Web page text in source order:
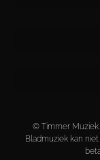
© Timmer Muziek
Bladmuziek kan